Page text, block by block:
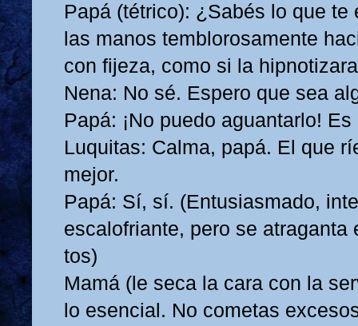
Papá (tétrico): ¿Sabés lo que te
las manos temblorosamente
con fijeza, como si la
Nena: No sé. Espero que sea
Papá: ¡No puedo aguantarlo!
Luquitas: Calma, papá. El que
mejor.
Papá: Sí, sí. (Entusiasmado,
escalofriante, pero se atraganta
tos)
Mamá (le seca la cara con la
lo esencial. No cometas